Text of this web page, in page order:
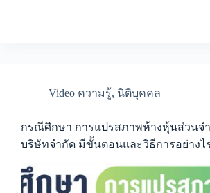
ภาษี
EP.2
Video ความรู้, นิติบุคคล
กรณีศึกษา การแปรสภาพห้างหุ้นส่วนจ
บริษัทจำกัด มีขั้นตอนและวิธีการอย่างไ